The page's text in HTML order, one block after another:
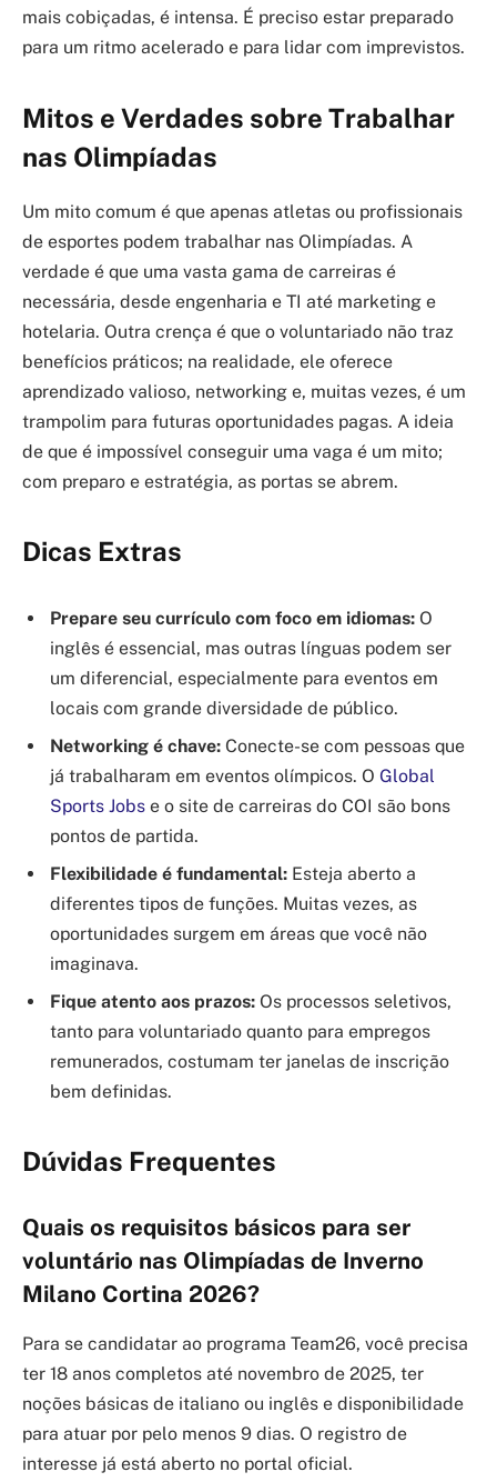
mais cobiçadas, é intensa. É preciso estar preparado
para um ritmo acelerado e para lidar com imprevistos.
Mitos e Verdades sobre Trabalhar
nas Olimpíadas
Um mito comum é que apenas atletas ou profissionais
de esportes podem trabalhar nas Olimpíadas. A
verdade é que uma vasta gama de carreiras é
necessária, desde engenharia e TI até marketing e
hotelaria. Outra crença é que o voluntariado não traz
benefícios práticos; na realidade, ele oferece
aprendizado valioso, networking e, muitas vezes, é um
trampolim para futuras oportunidades pagas. A ideia
de que é impossível conseguir uma vaga é um mito;
com preparo e estratégia, as portas se abrem.
Dicas Extras
Prepare seu currículo com foco em idiomas: O
inglês é essencial, mas outras línguas podem ser
um diferencial, especialmente para eventos em
locais com grande diversidade de público.
Networking é chave: Conecte-se com pessoas que
já trabalharam em eventos olímpicos. O Global
Sports Jobs e o site de carreiras do COI são bons
pontos de partida.
Flexibilidade é fundamental: Esteja aberto a
diferentes tipos de funções. Muitas vezes, as
oportunidades surgem em áreas que você não
imaginava.
Fique atento aos prazos: Os processos seletivos,
tanto para voluntariado quanto para empregos
remunerados, costumam ter janelas de inscrição
bem definidas.
Dúvidas Frequentes
Quais os requisitos básicos para ser
voluntário nas Olimpíadas de Inverno
Milano Cortina 2026?
Para se candidatar ao programa Team26, você precisa
ter 18 anos completos até novembro de 2025, ter
noções básicas de italiano ou inglês e disponibilidade
para atuar por pelo menos 9 dias. O registro de
interesse já está aberto no portal oficial.